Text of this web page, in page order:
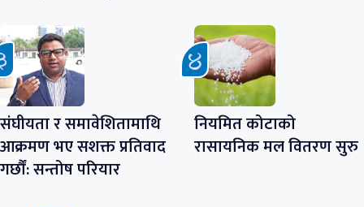
संघीयता र समावेशितामाथि
आक्रमण भए सशक्त प्रतिवाद
गर्छौं: सन्तोष परियार
नियमित कोटाको
रासायनिक मल वितरण सुरु